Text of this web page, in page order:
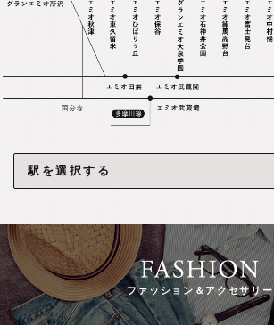
ファッション＆アクセサリー